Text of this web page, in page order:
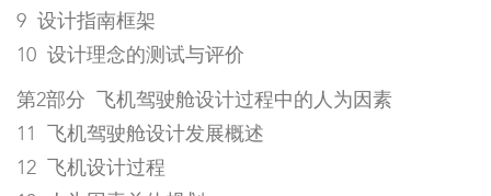
9 设计指南框架
10 设计理念的测试与评价
第2部分 飞机驾驶舱设计过程中的人为因素
11 飞机驾驶舱设计发展概述
12 飞机设计过程